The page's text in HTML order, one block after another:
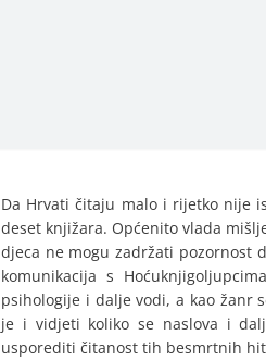
Da Hrvati čitaju malo i rijetko nije
deset knjižara. Općenito vlada
djeca ne mogu zadržati pozornost
komunikacija s
psihologije i dalje vodi, a kao žanr
je i vidjeti koliko se naslova i
usporediti čitanost tih besmrtnih